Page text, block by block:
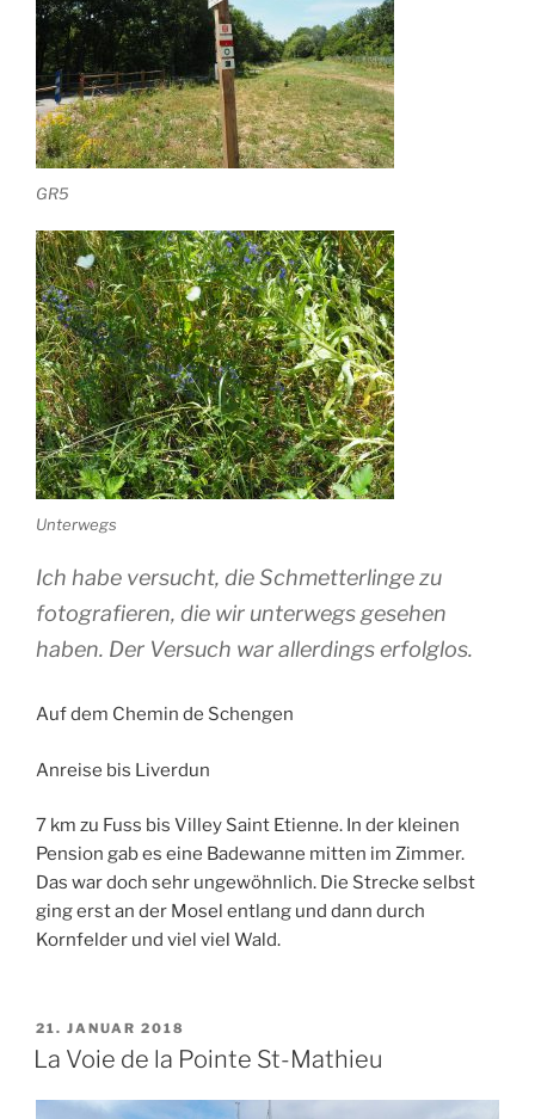
GR5
Unterwegs
Ich habe versucht, die Schmetterlinge zu
fotografieren, die wir unterwegs gesehen
haben. Der Versuch war allerdings erfolglos.
Auf dem Chemin de Schengen
Anreise bis Liverdun
7 km zu Fuss bis Villey Saint Etienne. In der kleinen
Pension gab es eine Badewanne mitten im Zimmer.
Das war doch sehr ungewöhnlich. Die Strecke selbst
ging erst an der Mosel entlang und dann durch
Kornfelder und viel viel Wald.
VERÖFFENTLICHT
AM
21. JANUAR 2018
La Voie de la Pointe St-Mathieu